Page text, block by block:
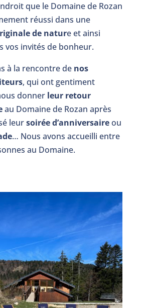
que le Domaine de Rozan
réussi dans une
de nature et ainsi
vos invités de bonheur.
à la rencontre de nos
, qui ont gentiment
donner leur retour
au Domaine de Rozan après
leursoirée d’anniversaireou
… Nous avons accueilli entre
au Domaine.